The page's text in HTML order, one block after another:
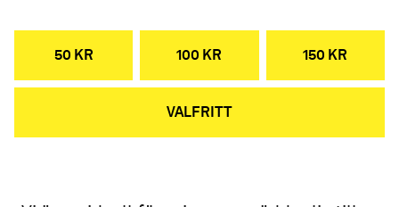
50 KR 100 KR 150 KR
VALFRITT